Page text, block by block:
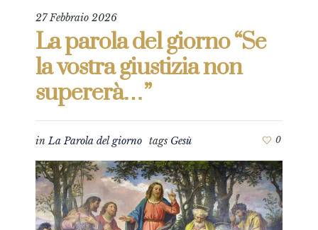
27 Febbraio 2026
La parola del giorno “Se
la vostra giustizia non
supererà…”
inLa Parola del giorno tags Gesù 0